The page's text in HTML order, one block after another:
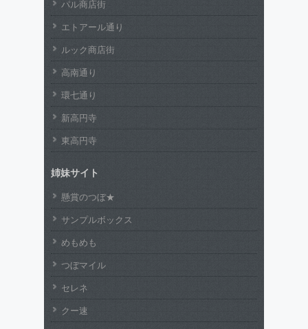
パル商店街
エトアール通り
ルック商店街
高南通り
環七通り
新高円寺
東高円寺
姉妹サイト
懸賞のつぼ★
サンプルボックス
めもめも
つぼマイル
セレネ
クー速